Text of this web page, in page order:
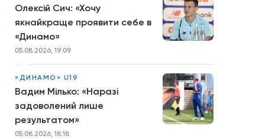
Олексій Сич: «Хочу
якнайкраще проявити себе в
«Динамо»
05.08.2026, 19:09
«ДИНАМО» U19
Вадим Мілько: «Наразі
задоволений лише
результатом»
05.08.2026, 18:18